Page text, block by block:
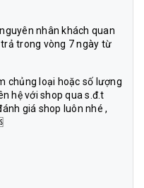
nhân khách quan
trong vòng 7 ngày từ
chủng loại hoặc số lượng
hệ với shop qua s.đ.t
giá shop luôn nhé ,